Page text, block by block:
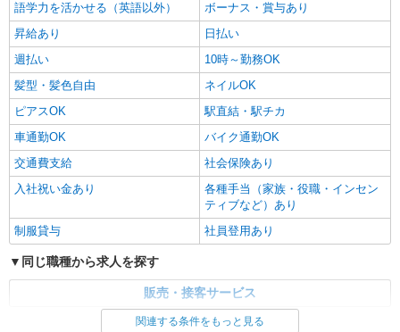
語学力を活かせる（英語以外）
ボーナス・賞与あり
昇給あり
日払い
週払い
10時～勤務OK
髪型・髪色自由
ネイルOK
ピアスOK
駅直結・駅チカ
車通勤OK
バイク通勤OK
交通費支給
社会保険あり
入社祝い金あり
各種手当（家族・役職・インセン
ティブなど）あり
制服貸与
社員登用あり
同じ職種から求人を探す
販売・接客サービス
同じ特徴から求人を探す関連する条件をもっと見る